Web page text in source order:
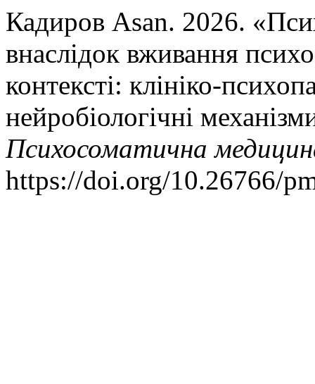
Кадиров Asan. 2026.
внаслідок вживання
контексті: клініко-
нейробіологічні
Психосоматична
https://doi.org/10.26766/